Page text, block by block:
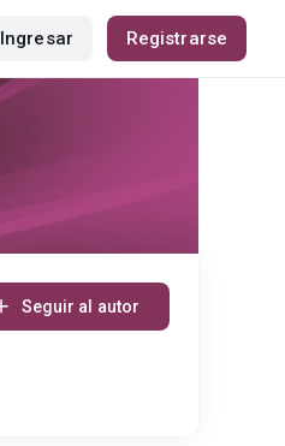
Ingresar Registrarse
Seguir al autor